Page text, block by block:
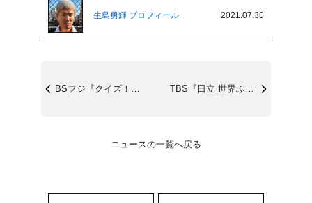
生島勇輝 プロフィール 2021.07.30
BSフジ『クイズ！脳ベルSHOW』8/1... TBS『日立 世界ふしぎ発見！』8/7(...
ニュースの一覧へ戻る